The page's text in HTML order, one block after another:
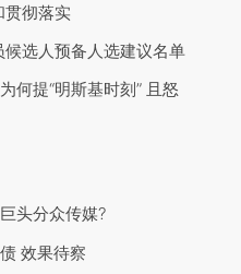
贯彻落实
选人预备人选建议名单
何提“明斯基时刻” 且怒
头分众传媒?
效果待察